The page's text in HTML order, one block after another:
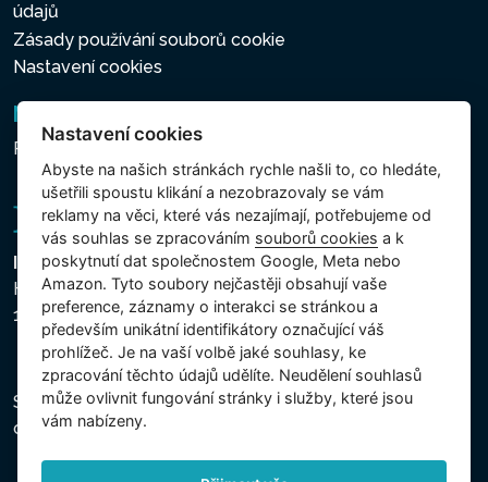
údajů
Zásady používání souborů cookie
Nastavení cookies
Newsletter
Přihlášení k odběru novinek
Intex Trading, s.r.o.
Hradecká 2526/3
130 00 Praha 3 - Česká republika
Společnost je zapsána u Městského soudu v Praze,
oddíl C, vložka 74759, IČ 26150808, DIČ CZ26150808.
Nastavení cookies
Abyste na našich stránkách rychle našli to, co hledáte,
ušetřili spoustu klikání a nezobrazovaly se vám
reklamy na věci, které vás nezajímají, potřebujeme od
vás souhlas se zpracováním souborů cookies a k
poskytnutí dat společnostem Google, Meta nebo
Amazon. Tyto soubory nejčastěji obsahují vaše
preference, záznamy o interakci se stránkou a
především unikátní identifikátory označující váš
prohlížeč. Je na vaší volbě jaké souhlasy, ke
zpracování těchto údajů udělíte. Neudělení souhlasů
může ovlivnit fungování stránky i služby, které jsou
vám nabízeny.